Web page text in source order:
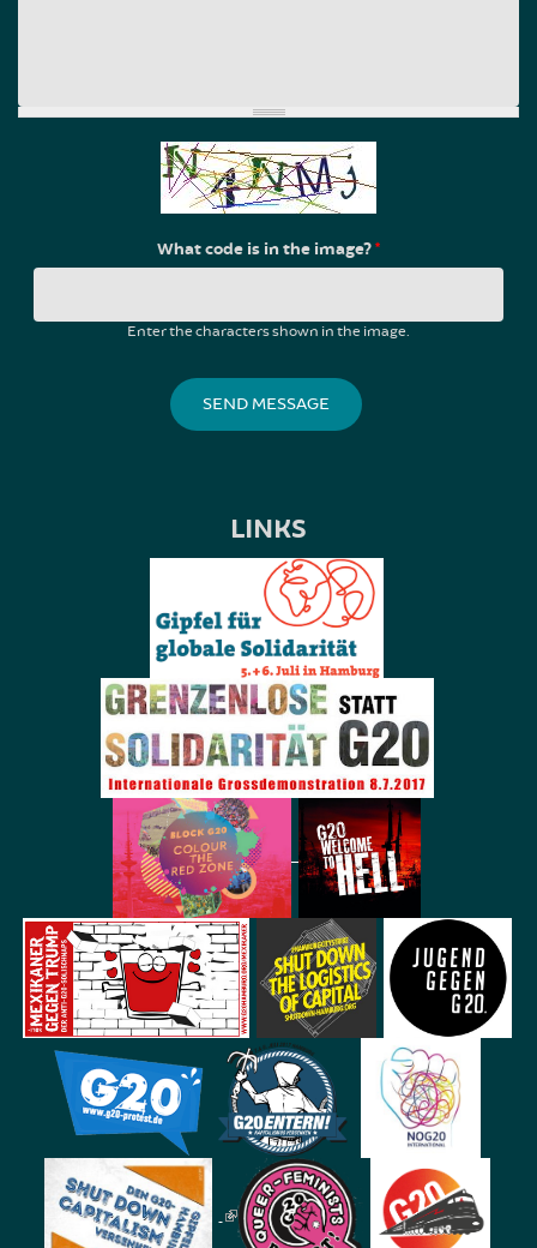
What code is in the image?*
Enter the characters shown in the image.
LINKS